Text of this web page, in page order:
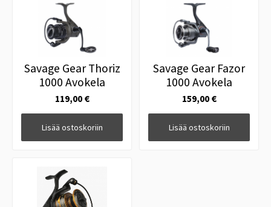
Savage Gear Thoriz
1000 Avokela
119,00 €
Lisää ostoskoriin
Savage Gear Fazor
1000 Avokela
159,00 €
Lisää ostoskoriin